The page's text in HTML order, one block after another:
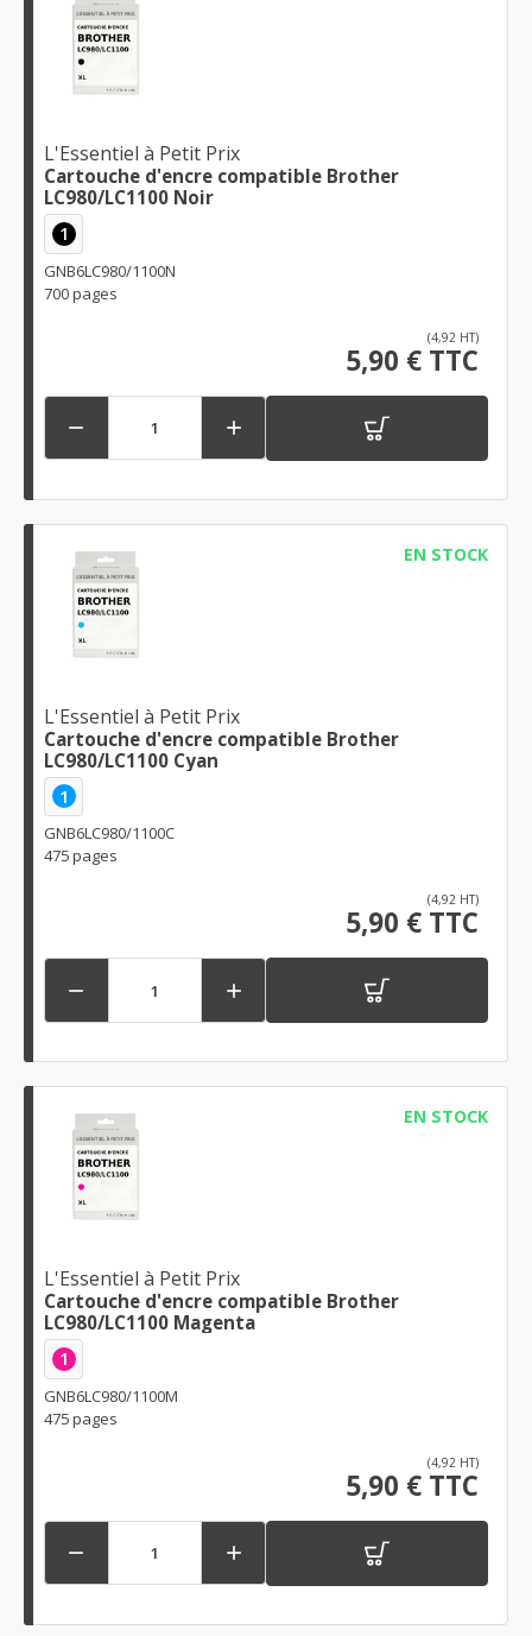
L'Essentiel à Petit Prix
Cartouche d'encre compatible Brother
LC980/LC1100 Noir
1
GNB6LC980/1100N
700 pages
(4,92 HT)
5,90 € TTC
 
EN STOCK
L'Essentiel à Petit Prix
Cartouche d'encre compatible Brother
LC980/LC1100 Cyan
1
GNB6LC980/1100C
475 pages
(4,92 HT)
5,90 € TTC
 
EN STOCK
L'Essentiel à Petit Prix
Cartouche d'encre compatible Brother
LC980/LC1100 Magenta
1
GNB6LC980/1100M
475 pages
(4,92 HT)
5,90 € TTC
 